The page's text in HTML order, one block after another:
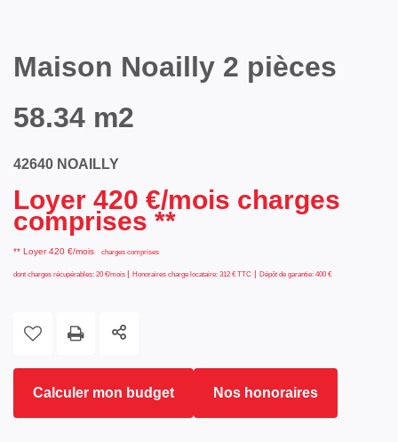
Maison Noailly 2 pièces
58.34 m2
42640 NOAILLY
Loyer 420 €/mois charges
comprises **
** Loyer 420 €/mois charges comprises
dont charges récupérables: 20 €/mois | Honoraires charge locataire: 312 € TTC | Dépôt de garantie: 400 €
Calculer mon budget Nos honoraires